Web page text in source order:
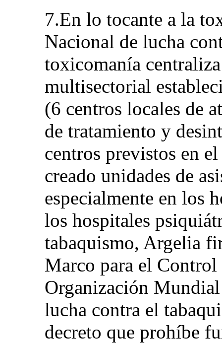
7.En lo tocante a la
Nacional de lucha
toxicomanía
multisectorial
(6 centros locales de
de tratamiento y
centros previstos en
creado unidades de
especialmente en los
los hospitales
tabaquismo, Argelia
Marco para el Control
Organización
lucha contra el
decreto que prohíbe